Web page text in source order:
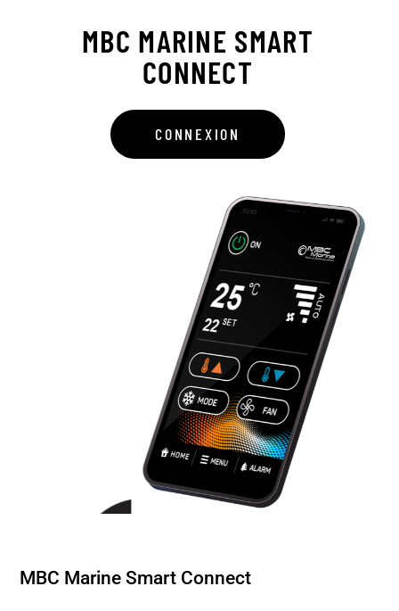
MBC MARINE SMART
CONNECT
CONNEXION
MBC Marine Smart Connect